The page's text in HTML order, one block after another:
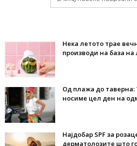
Нека летото трае
производи на база на
Од плажа до таверна:
носиме цел ден на
Најдобар SPF за
дерматолозите што